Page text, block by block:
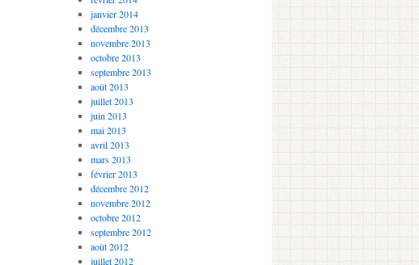
janvier 2014
décembre 2013
novembre 2013
octobre 2013
septembre 2013
août 2013
juillet 2013
juin 2013
mai 2013
avril 2013
mars 2013
février 2013
décembre 2012
novembre 2012
octobre 2012
septembre 2012
août 2012
juillet 2012